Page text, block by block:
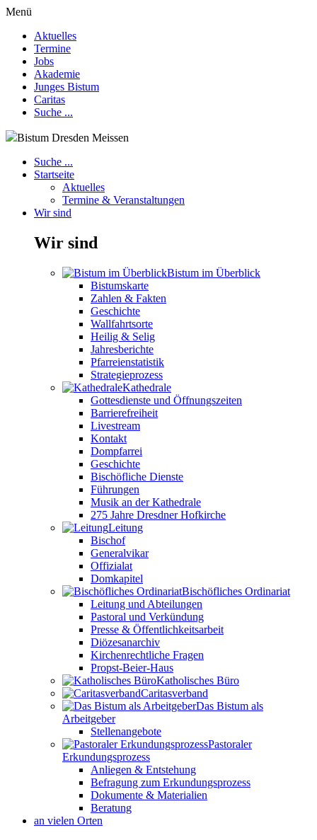
Menü
Aktuelles
Termine
Jobs
Akademie
Junges Bistum
Caritas
Suche ...
Bistum Dresden Meissen
Suche ...
Startseite
Aktuelles
Termine & Veranstaltungen
Wir sind
Wir sind
Bistum im Überblick
Bistumskarte
Zahlen & Fakten
Geschichte
Wallfahrtsorte
Heilig & Selig
Jahresberichte
Pfarreienstatistik
Strategieprozess
Kathedrale
Gottesdienste und Öffnungszeiten
Barrierefreiheit
Livestream
Kontakt
Dompfarrei
Geschichte
Bischöfliche Dienste
Führungen
Musik an der Kathedrale
275 Jahre Dresdner Hofkirche
Leitung
Bischof
Generalvikar
Offizialat
Domkapitel
Bischöfliches Ordinariat
Leitung und Abteilungen
Pastoral und Verkündung
Presse & Öffentlichkeitsarbeit
Diözesanarchiv
Kirchenrechtliche Fragen
Propst-Beier-Haus
Katholisches Büro
Caritasverband
Das Bistum als
Arbeitgeber
Stellenangebote
Pastoraler
Erkundungsprozess
Anliegen & Entstehung
Befragung zum Erkundungsprozess
Dokumente & Materialien
Beratung
an vielen Orten